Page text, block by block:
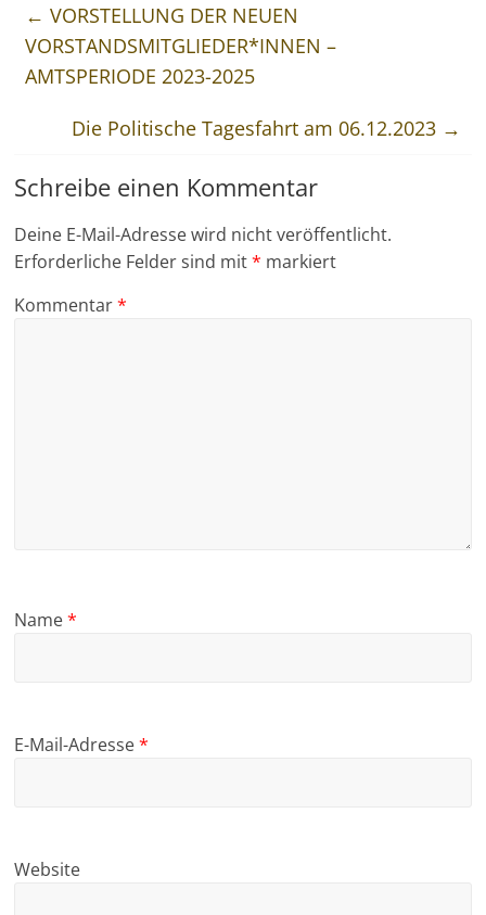
← VORSTELLUNG DER NEUEN
VORSTANDSMITGLIEDER*INNEN –
AMTSPERIODE 2023-2025
Die Politische Tagesfahrt am 06.12.2023 →
Schreibe einen Kommentar
Deine E-Mail-Adresse wird nicht veröffentlicht.
Erforderliche Felder sind mit* markiert
Kommentar*
Name*
E-Mail-Adresse*
Website